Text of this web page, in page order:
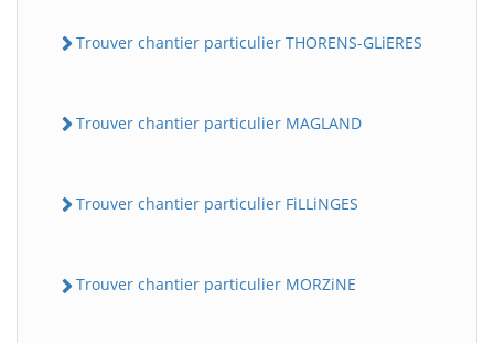
Trouver chantier particulier THORENS-GLiERES
Trouver chantier particulier MAGLAND
Trouver chantier particulier FiLLiNGES
Trouver chantier particulier MORZiNE